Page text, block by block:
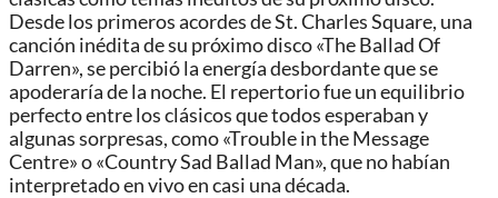
Desde los primeros acordes de St. Charles Square, una
canción inédita de su próximo disco «The Ballad Of
Darren», se percibió la energía desbordante que se
apoderaría de la noche. El repertorio fue un equilibrio
perfecto entre los clásicos que todos esperaban y
algunas sorpresas, como «Trouble in the Message
Centre» o «Country Sad Ballad Man», que no habían
interpretado en vivo en casi una década.